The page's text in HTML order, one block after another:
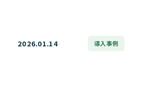
2026.01.14 導入事例